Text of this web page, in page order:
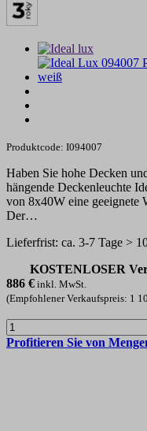
Produktcode: I094007
Haben Sie hohe Decken
hängende Deckenleuchte
von 8x40W eine geeignete
Der…
Lieferfrist: ca. 3-7 Tage >
KOSTENLOSER
886 € inkl. MwSt.
(Empfohlener Verkaufspreis: 1
Profitieren Sie von